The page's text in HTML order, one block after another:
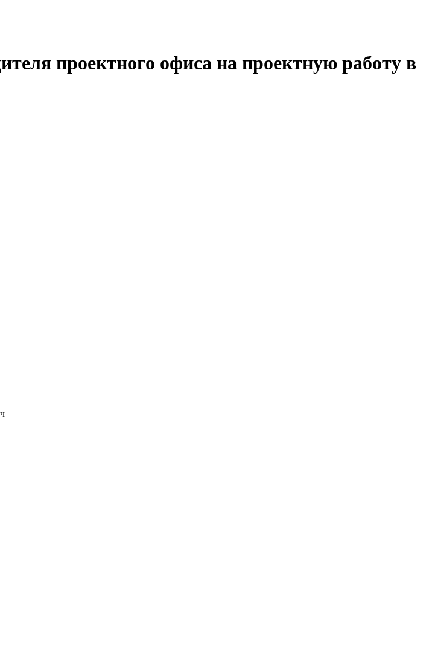
проектного офиса на проектную работу в